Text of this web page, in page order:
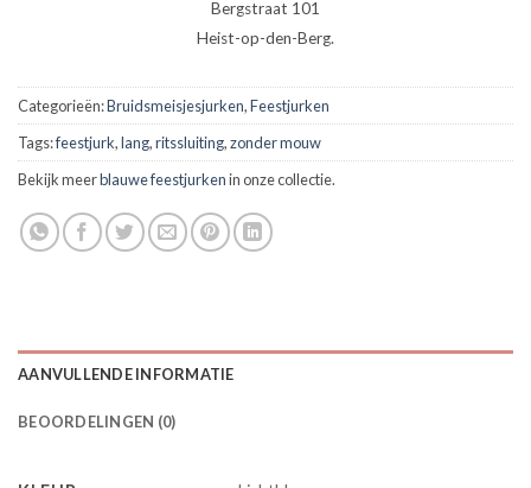
Bergstraat 101
Heist-op-den-Berg.
Categorieën:Bruidsmeisjesjurken,Feestjurken
Tags:feestjurk,lang,ritssluiting,zonder mouw
Bekijk meerblauwe feestjurkenin onze collectie.
AANVULLENDE INFORMATIE
BEOORDELINGEN (0)